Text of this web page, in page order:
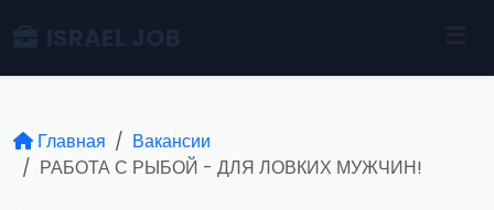
Главная
Вакансии
РАБОТА С РЫБОЙ - ДЛЯ ЛОВКИХ МУЖЧИН!